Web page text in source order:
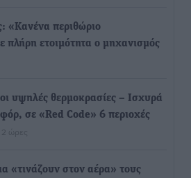
«Κανένα περιθώριο
ετοιμότητα ο μηχανισμός
υψηλές θερμοκρασίες – Ισχυρά
σε «Red Code» 6 περιοχές
ώρες
«τινάζουν στον αέρα» τους